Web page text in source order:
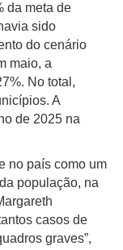
da meta de
sido
do cenário
maio, a
No total,
A
de 2025 na
no país como um
população, na
casos de
graves”,